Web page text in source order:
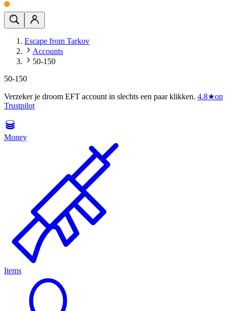
Escape from Tarkov
Accounts
50-150
50-150
Verzeker je droom EFT account in slechts een paar klikken. 4.8★on
Trustpilot
Money
Items